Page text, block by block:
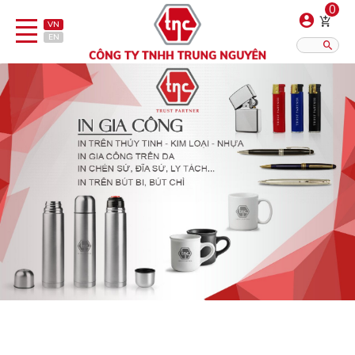
VN
EN
0
Danh sách sản phẩm
Bật lửa
Bình/ca giữ nhiệt
Dây đeo & Phụ kiện
Hiển thị?: 12 16 20